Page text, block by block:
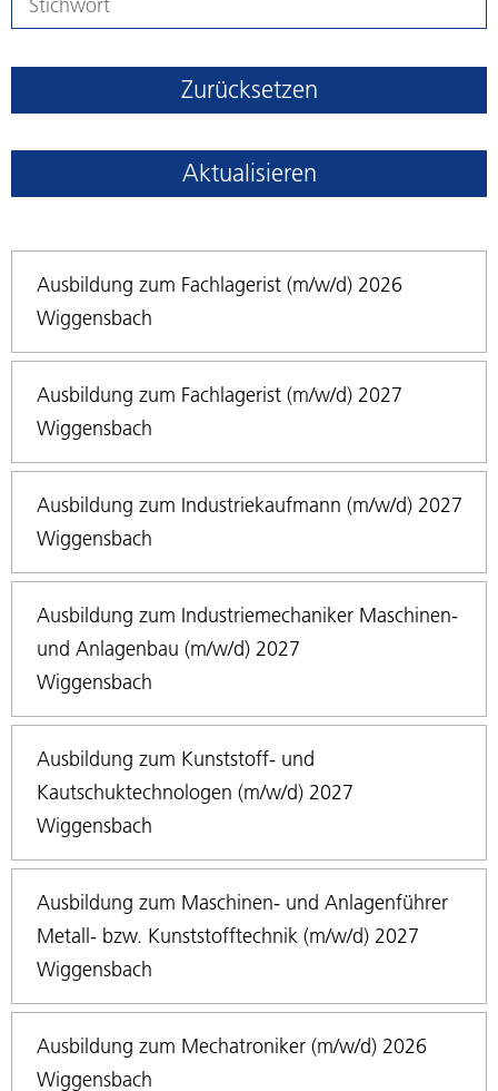
Zurücksetzen
Aktualisieren
Ausbildung zum Fachlagerist (m/w/d) 2026
Wiggensbach
Ausbildung zum Fachlagerist (m/w/d) 2027
Wiggensbach
Ausbildung zum Industriekaufmann (m/w/d) 2027
Wiggensbach
Ausbildung zum Industriemechaniker Maschinen-
und Anlagenbau (m/w/d) 2027
Wiggensbach
Ausbildung zum Kunststoff- und
Kautschuktechnologen (m/w/d) 2027
Wiggensbach
Ausbildung zum Maschinen- und Anlagenführer
Metall- bzw. Kunststofftechnik (m/w/d) 2027
Wiggensbach
Ausbildung zum Mechatroniker (m/w/d) 2026
Wiggensbach